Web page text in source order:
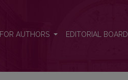
FOR AUTHORS EDITORIAL BOARD